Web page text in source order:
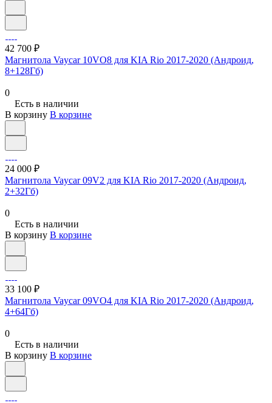
42 700 ₽
Магнитола Vaycar 10VO8 для KIA Rio 2017-2020 (Андроид,
8+128Гб)
0
Есть в наличии
В корзину В корзине
24 000 ₽
Магнитола Vaycar 09V2 для KIA Rio 2017-2020 (Андроид,
2+32Гб)
0
Есть в наличии
В корзину В корзине
33 100 ₽
Магнитола Vaycar 09VO4 для KIA Rio 2017-2020 (Андроид,
4+64Гб)
0
Есть в наличии
В корзину В корзине